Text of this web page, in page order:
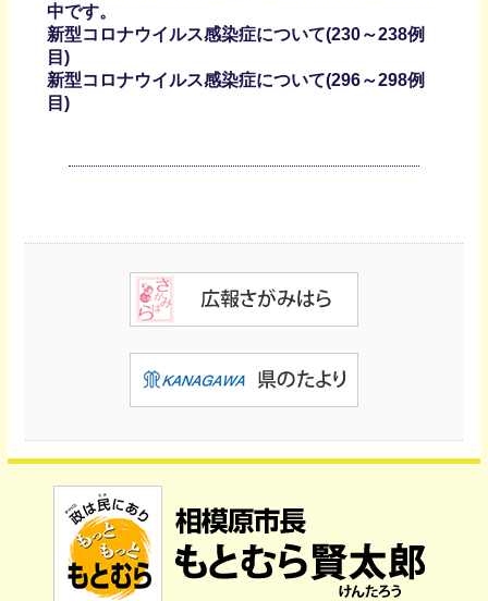
中です。
新型コロナウイルス感染症について(230～238例
目)
新型コロナウイルス感染症について(296～298例
目)